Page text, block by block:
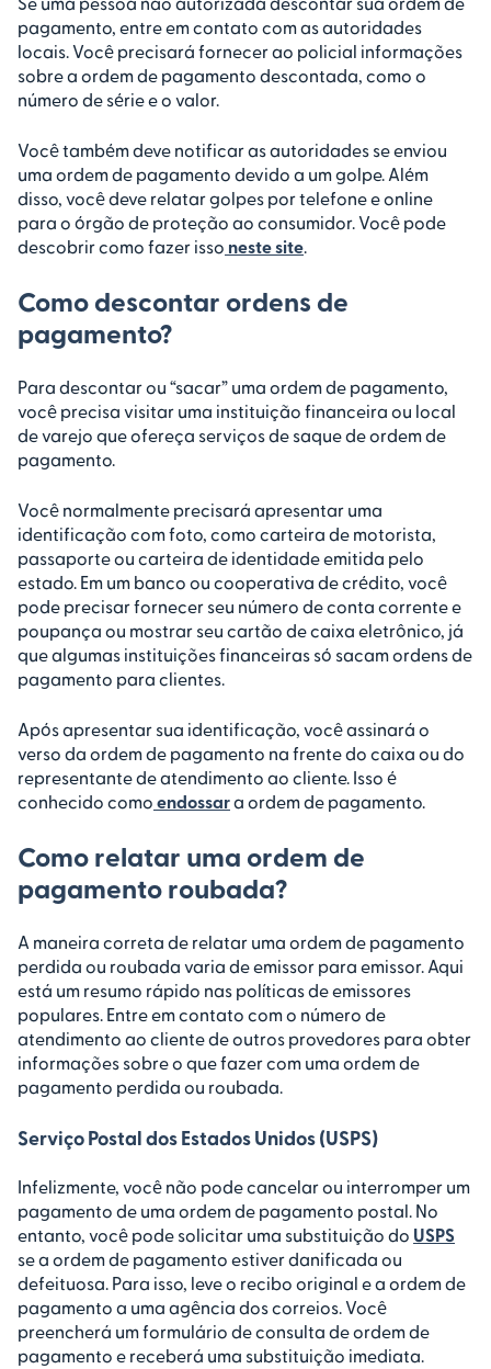
pagamento, entre em contato com as autoridades
locais. Você precisará fornecer ao policial informações
sobre a ordem de pagamento descontada, como o
número de série e o valor.
Você também deve notificar as autoridades se enviou
uma ordem de pagamento devido a um golpe. Além
disso, você deve relatar golpes por telefone e online
para o órgão de proteção ao consumidor. Você pode
descobrir como fazer isso neste site.
Como descontar ordens de
pagamento?
Para descontar ou “sacar” uma ordem de pagamento,
você precisa visitar uma instituição financeira ou local
de varejo que ofereça serviços de saque de ordem de
pagamento.
Você normalmente precisará apresentar uma
identificação com foto, como carteira de motorista,
passaporte ou carteira de identidade emitida pelo
estado. Em um banco ou cooperativa de crédito, você
pode precisar fornecer seu número de conta corrente e
poupança ou mostrar seu cartão de caixa eletrônico, já
que algumas instituições financeiras só sacam ordens de
pagamento para clientes.
Após apresentar sua identificação, você assinará o
verso da ordem de pagamento na frente do caixa ou do
representante de atendimento ao cliente. Isso é
conhecido como endossara ordem de pagamento.
Como relatar uma ordem de
pagamento roubada?
A maneira correta de relatar uma ordem de pagamento
perdida ou roubada varia de emissor para emissor. Aqui
está um resumo rápido nas políticas de emissores
populares. Entre em contato com o número de
atendimento ao cliente de outros provedores para obter
informações sobre o que fazer com uma ordem de
pagamento perdida ou roubada.
Serviço Postal dos Estados Unidos (USPS)
Infelizmente, você não pode cancelar ou interromper um
pagamento de uma ordem de pagamento postal. No
entanto, você pode solicitar uma substituição do USPS
se a ordem de pagamento estiver danificada ou
defeituosa. Para isso, leve o recibo original e a ordem de
pagamento a uma agência dos correios. Você
preencherá um formulário de consulta de ordem de
pagamento e receberá uma substituição imediata.